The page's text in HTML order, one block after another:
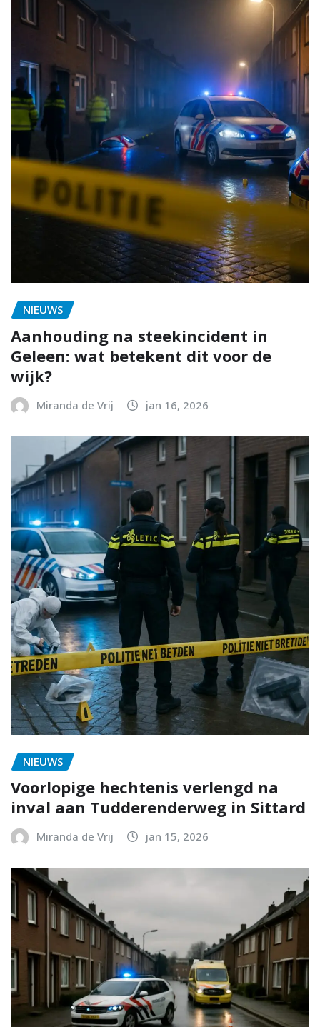
NIEUWS
Aanhouding na steekincident in
Geleen: wat betekent dit voor de
wijk?
Miranda de Vrij jan 16, 2026
NIEUWS
Voorlopige hechtenis verlengd na
inval aan Tudderenderweg in Sittard
Miranda de Vrij jan 15, 2026